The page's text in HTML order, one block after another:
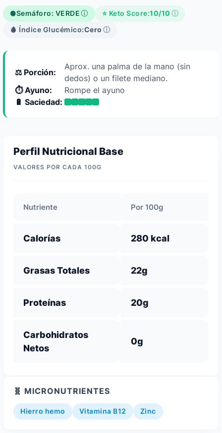
🟢Semáforo: VERDEⓘ ⭐ Keto Score:10/10 ⓘ
🩸 Índice Glucémico:Cero ⓘ
⚖️ Porción:
Aprox. una palma de la mano (sin
dedos) o un filete mediano.
⏱️ Ayuno:
Rompe el ayuno
🔋 Saciedad:
Perfil Nutricional Base
VALORES POR CADA 100G
Nutriente Por 100g
Calorías 280 kcal
Grasas Totales 22g
Proteínas 20g
Carbohidratos
Netos
0g
🧬 MICRONUTRIENTES
Hierro hemo Vitamina B12 Zinc